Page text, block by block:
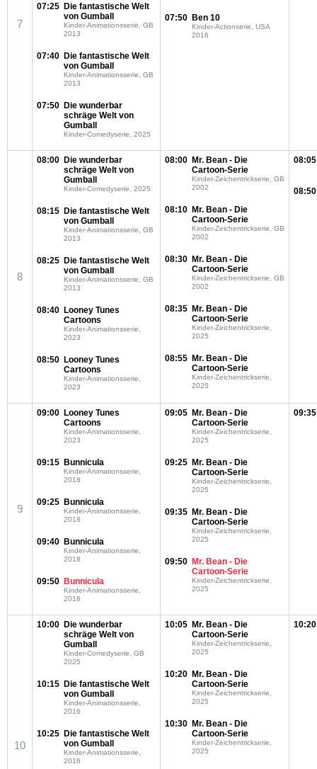
7
07:25 Die fantastische Welt
von Gumball
Kinder-Animationsserie, GB
2013
07:40 Die fantastische Welt
von Gumball
Kinder-Animationsserie, GB
2013
07:50 Die wunderbar
schräge Welt von
Gumball
Kinder-Comedyserie, 2025
07:50 Ben 10
Kinder-Actionserie, USA
2016
8
08:00 Die wunderbar
schräge Welt von
Gumball
Kinder-Comedyserie, 2025
08:15 Die fantastische Welt
von Gumball
Kinder-Animationsserie, GB
2013
08:25 Die fantastische Welt
von Gumball
Kinder-Animationsserie, GB
2013
08:40 Looney Tunes
Cartoons
Kinder-Animationsserie,
2023
08:50 Looney Tunes
Cartoons
Kinder-Animationsserie,
2023
08:00 Mr. Bean - Die
Cartoon-Serie
Kinder-Zeichentrickserie, GB
2002
08:10 Mr. Bean - Die
Cartoon-Serie
Kinder-Zeichentrickserie, GB
2002
08:30 Mr. Bean - Die
Cartoon-Serie
Kinder-Zeichentrickserie, GB
2002
08:35 Mr. Bean - Die
Cartoon-Serie
Kinder-Zeichentrickserie,
2025
08:55 Mr. Bean - Die
Cartoon-Serie
Kinder-Zeichentrickserie,
2025
08:05
08:50
9
09:00 Looney Tunes
Cartoons
Kinder-Animationsserie,
2023
09:15 Bunnicula
Kinder-Animationsserie,
2018
09:25 Bunnicula
Kinder-Animationsserie,
2018
09:40 Bunnicula
Kinder-Animationsserie,
2018
09:50 Bunnicula
Kinder-Animationsserie,
2018
09:05 Mr. Bean - Die
Cartoon-Serie
Kinder-Zeichentrickserie,
2025
09:25 Mr. Bean - Die
Cartoon-Serie
Kinder-Zeichentrickserie,
2025
09:35 Mr. Bean - Die
Cartoon-Serie
Kinder-Zeichentrickserie,
2025
09:50 Mr. Bean - Die
Cartoon-Serie
Kinder-Zeichentrickserie,
2025
09:35
10
10:00 Die wunderbar
schräge Welt von
Gumball
Kinder-Comedyserie, GB
2025
10:15 Die fantastische Welt
von Gumball
Kinder-Animationsserie,
2016
10:25 Die fantastische Welt
von Gumball
Kinder-Animationsserie,
2016
10:05 Mr. Bean - Die
Cartoon-Serie
Kinder-Zeichentrickserie,
2025
10:20 Mr. Bean - Die
Cartoon-Serie
Kinder-Zeichentrickserie,
2025
10:30 Mr. Bean - Die
Cartoon-Serie
Kinder-Zeichentrickserie,
2025
10:20